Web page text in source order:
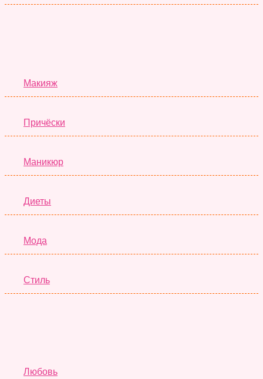
Макияж
Причёски
Маникюр
Диеты
Мода
Стиль
Любовь